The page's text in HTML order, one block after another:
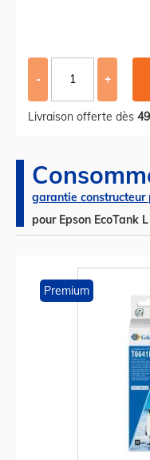
- +
Livraison offerte dès
garantie constructeur
pour Epson EcoTank
Premium